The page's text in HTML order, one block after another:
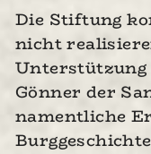
Die Stiftung
nicht
Unterstützung
Gönner der
namentliche